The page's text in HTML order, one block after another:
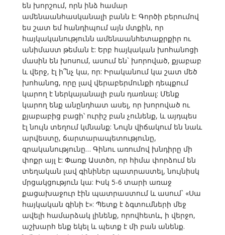
են խորշում, որն ինձ համար
ամենաանհասկանալի բանն է: Գործի բերումով
ես շատ եմ հանդիպում այն մտքին, որ
հայկականությունն ամենաանհետաքրքիր ու
անիմաստ թեման է: Երբ հայկական խոհանոցի
մասին են խոսում, ասում են` խորոված, քյաբաբ
և վերջ, էլ ի՞նչ կա, որ: Իրականում կա շատ մեծ
խոհանոց, որը լավ վերաբերմունքի դեպքում
կարող է ներկայանալի բան դառնալ: Մենք
կարող ենք անընդհատ ասել, որ խորոված ու
քյաբաբից բացի՝ ուրիշ բան չունենք, և այդպես
էլ նույն տեղում կմնանք: Նույն վիճակում են նաև
արվեստը, ճարտարապետությունը,
գրականությունը… Գինու առումով խնդիրը մի
փոքր այլ է: Փառք Աստծո, որ հիմա փորձում են
տեղական լավ գինիներ պատրաստել, նույնիսկ
մրցակցություն կա: Իսկ 5-6 տարի առաջ
քացախաջուր էին պատրաստում և ասում` «Սա
հայկական գինի է»: Պետք է ձգտումների մեջ
ավելի համարձակ լինենք, որովհետև, ի վերջո,
աշխարհ ենք եկել և պետք է մի բան անենք.